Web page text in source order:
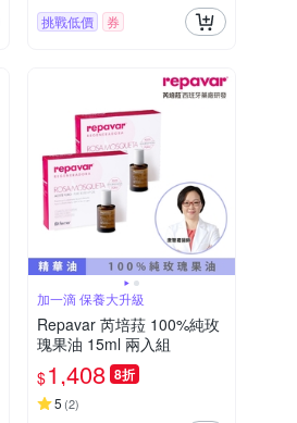
挑戰低價 券
加一滴 保養大升級
Repavar 芮培菈 100%純玫
瑰果油 15ml 兩入組
$1,408 8折
5 (2)